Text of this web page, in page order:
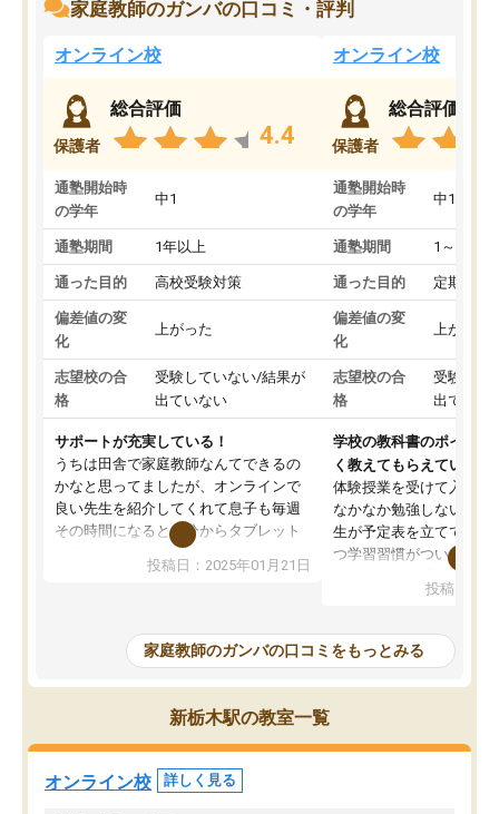
家庭教師のガンバの口コミ・評判
オンライン校
保護者
総合評価
4.4
通塾開始時
の学年
中1
通塾期間 1年以上
通った目的 高校受験対策
偏差値の変
化
上がった
志望校の合
格
受験していない/結果が
出ていない
サポートが充実している！
うちは田舎で家庭教師なんてできるの
かなと思ってましたが、オンラインで
良い先生を紹介してくれて息子も毎週
その時間になると自分からタブレット
を開いてzoomを繋げるようになりまし
た！5科目なんでもOKなのもとても気
めて1年ほどだった今では平均点以上の
科目が増えてきました！あと1年受験ま
であるので無料の週末教室を使用しな
がら頑張って欲しいと思います！
投稿日：2025年01月21日
オンライン校
保護者
総合評価
通塾開始時
の学年
中1
通塾期間 1～3ヵ月
通った目的 定期テス
偏差値の変
化
上がった
志望校の合
格
受験して
出ていな
学校の教科書のポイント
く教えてもらえている
体験授業を受けて入塾し
なかなか勉強しない息子
生が予定表を立ててくれ
つ学習習慣がついてきま
指導が無い日も予定表
問できるのでとても助か
投稿日：
家庭教師のガンバの口コミをもっとみる
新栃木駅の教室一覧
オンライン校 詳しく見る